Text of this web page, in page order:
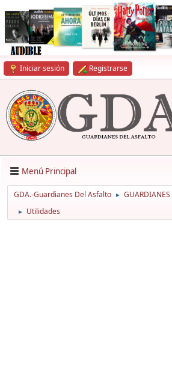
Iniciar sesión Registrarse
Menú Principal
GDA.-Guardianes Del Asfalto ► GUARDIANES
► Utilidades